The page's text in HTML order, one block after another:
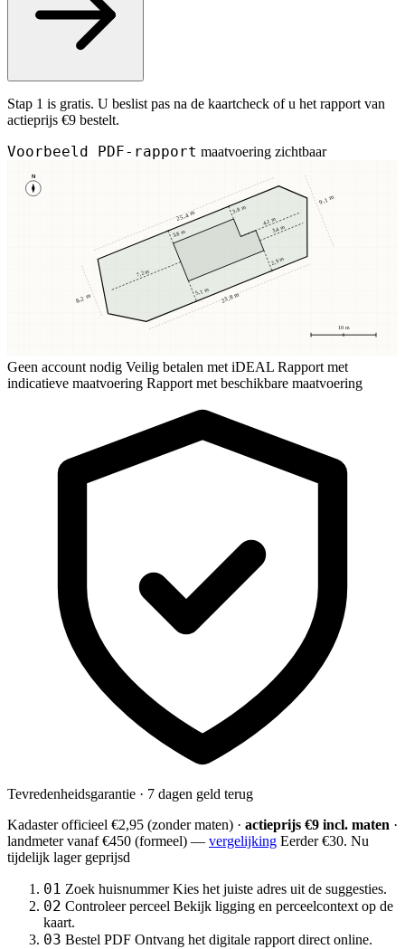
Stap 1 is gratis. U beslist pas na de kaartcheck of u het rapport van
actieprijs €9 bestelt.
Voorbeeld PDF-rapport maatvoering zichtbaar
N
10 m
3,8 m
3,8 m
5,1 m
2,9 m
7,2 m
3,4 m
4,1 m
25,4 m
23,8 m
8,2 m
9,1 m
Geen account nodig Veilig betalen met iDEAL Rapport met
indicatieve maatvoering Rapport met beschikbare maatvoering
Tevredenheidsgarantie · 7 dagen geld terug
Kadaster officieel €2,95 (zonder maten) · actieprijs €9 incl. maten ·
landmetervanaf €450 (formeel) — vergelijking Eerder €30. Nu
tijdelijk lager geprijsd
01 Zoek huisnummer Kies het juiste adres uit de suggesties.
02 Controleer perceel Bekijk ligging en perceelcontext op de
kaart.
03 Bestel PDF Ontvang het digitale rapport direct online.